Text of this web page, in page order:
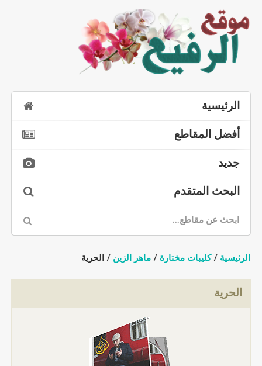
الرئيسية
أفضل المقاطع
جديد
البحث المتقدم
الرئيسية / كليبات مختارة / ماهر الزين / الحرية
الحرية